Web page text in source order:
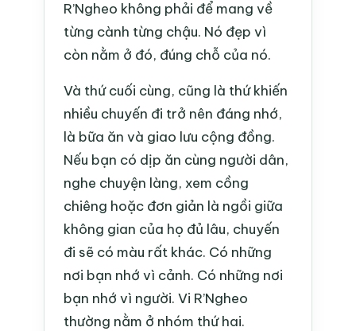
R’Ngheo không phải để mang về
từng cành từng chậu. Nó đẹp vì
còn nằm ở đó, đúng chỗ của nó.
Và thứ cuối cùng, cũng là thứ khiến
nhiều chuyến đi trở nên đáng nhớ,
là bữa ăn và giao lưu cộng đồng.
Nếu bạn có dịp ăn cùng người dân,
nghe chuyện làng, xem cồng
chiêng hoặc đơn giản là ngồi giữa
không gian của họ đủ lâu, chuyến
đi sẽ có màu rất khác. Có những
nơi bạn nhớ vì cảnh. Có những nơi
bạn nhớ vì người. Vi R’Ngheo
thường nằm ở nhóm thứ hai.